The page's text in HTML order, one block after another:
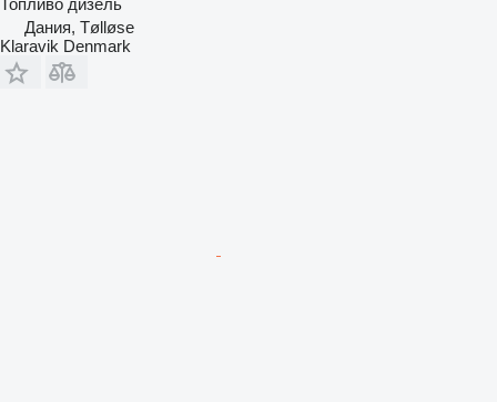
Дания, Tølløse
Klaravik Denmark